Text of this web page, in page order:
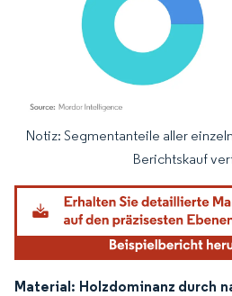
Bild © Mordor Intelligence.
Notiz: Segmentanteile aller
Berichtskauf
Material: Holzdominanz durch